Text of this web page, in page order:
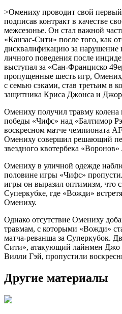
>Омениху проводит свой
подписав контракт в качестве
межсезонье. Он стал важной
«Канзас-Сити» после того, как
дисквалификацию за
личного поведения после
выступал за «Сан-Франциско
пропущенные шесть игр,
с семью сэками, став третьим в
защитника Криса Джонса и
Омениху получил травму колена
победы «Чифс» над «Балтимор
воскресном матче чемпионата
Омениху совершил решающий
звездного квотербека
Омениху в уличной одежде
половине игры «Чифс»
игры он выразил оптимизм, что
Суперкубке, где «Вожди»
Омениху.
Однако отсутствие Омениху
травмам, с которыми «Вожди»
матча-реванша за Суперкубок.
Сити», атакующий лайнмен Джо
Вилли Гэй, пропустили
Другие материалы